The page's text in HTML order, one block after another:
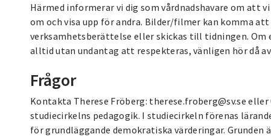
Härmed informerar vi dig som vårdnadshavare om
om och visa upp för andra. Bilder/filmer kan komma att
verksamhetsberättelse eller skickas till tidningen.
alltid utan undantag att respekteras, vänligen hör då
Frågor
Kontakta Therese Fröberg: therese.froberg@sv.se eller
studiecirkelns pedagogik. I studiecirkeln förenas
för grundläggande demokratiska värderingar.